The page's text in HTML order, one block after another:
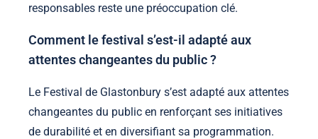
responsables reste une préoccupation clé.
Comment le festival s’est-il adapté aux
attentes changeantes du public ?
Le Festival de Glastonbury s’est adapté aux attentes
changeantes du public en renforçant ses initiatives
de durabilité et en diversifiant sa programmation.